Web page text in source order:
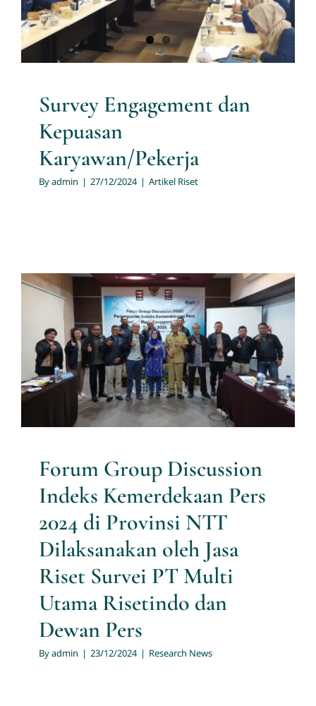
Survey Engagement dan
Kepuasan
Karyawan/Pekerja
Byadmin | 27/12/2024 | Artikel Riset
Forum Group Discussion
Indeks Kemerdekaan Pers
2024 di Provinsi NTT
Dilaksanakan oleh Jasa Riset
Survei PT Multi Utama
Risetindo dan Dewan Pers
Research News
Forum Group Discussion
Indeks Kemerdekaan Pers
2024 di Provinsi NTT
Dilaksanakan oleh Jasa
Riset Survei PT Multi
Utama Risetindo dan
Dewan Pers
Byadmin | 23/12/2024 | Research News